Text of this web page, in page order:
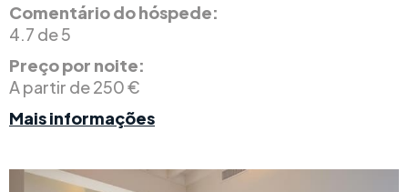
Comentário do hóspede:
4.7 de 5
Preço por noite:
A partir de 250 €
Mais informações